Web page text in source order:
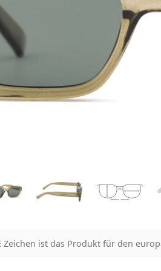
Brillenbreite
Glasbreite
Glasbreite
Zeichen ist das Produkt für den